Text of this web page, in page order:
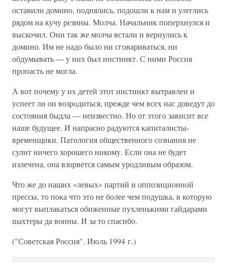
оставили домино, поднялись, подошли к нам и улеглись
рядом на кучу резины. Молча. Начальник поперхнулся и
выскочил. Они так же молча встали и вернулись к
домино. Им не надо было ни сговариваться, ни
обдумывать — у них был инстинкт. С ними Россия
пропасть не могла.
А вот почему у их детей этот инстинкт вытравлен и
успеет ли он возродиться, прежде чем всех нас доведут до
состояния быдла — неизвестно. Но от этого зависит все
наше будущее. И напрасно радуются капиталисты-
временщики. Патология общественного сознания не
сулит ничего хорошего никому. Если она не будет
излечена, она взорвется самым уродливым образом.
Что же до наших «левых» партий и оппозиционной
прессы, то пока что это не более чем подушка, в которую
могут выплакаться обиженные пухленькими гайдарами
шахтеры да воины. И за то спасибо.
("Советская Россия". Июль 1994 г.)